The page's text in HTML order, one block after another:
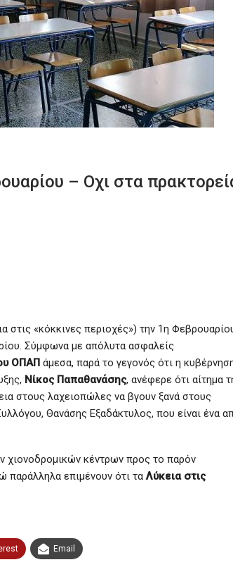
– Οχι στα
στις «κόκκινες περιοχές») την 1η
Σύμφωνα με απόλυτα ασφαλείς
ΟΠΑΠ άμεσα, παρά το γεγονός ότι η
Νίκος Παπαθανάσης, ανέφερε ότι αίτημα
στους λαχειοπώλες να βγουν ξανά στους
Θανάσης Εξαδάκτυλος, που είναι ένα
χιονοδρομικών κέντρων προς το παρόν
παράλληλα επιμένουν ότι ταΛύκεια στις
Email